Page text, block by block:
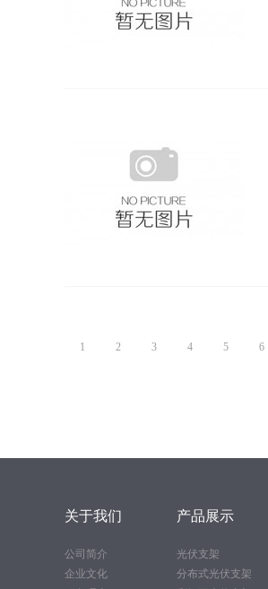
1
2 3 4 5 6
关于我们
公司简介
企业文化
产品展示
光伏支架
分布式光伏支架